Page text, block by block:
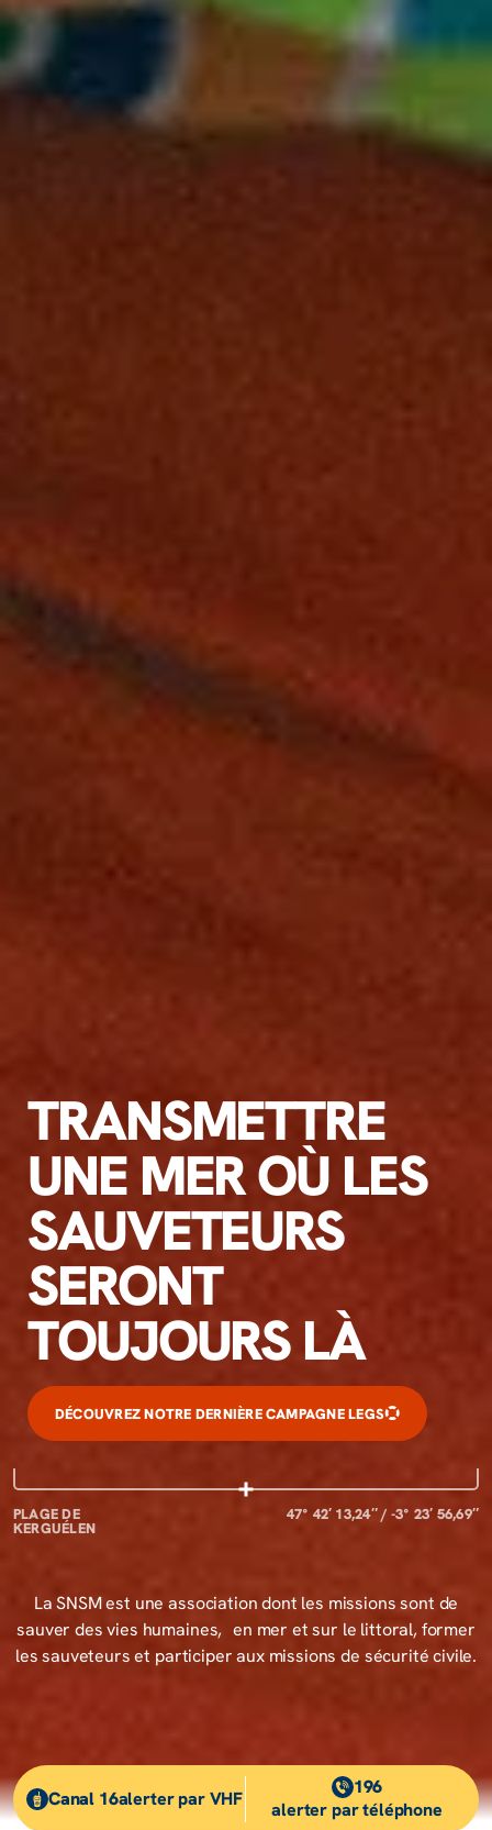
TRANSMETTRE
UNE MER OÙ LES
SAUVETEURS
SERONT
TOUJOURS LÀ
DÉCOUVREZ NOTRE DERNIÈRE CAMPAGNE LEGS
PLAGE DE
KERGUÉLEN
La SNSM est une asso­cia­tion dont les missions sont de
sauver des vies humaines, en mer et sur le litto­ral, former
les sauve­teurs et parti­ci­per aux missions de sécu­rité civile.
47° 42′ 13,24″ / -3° 23′ 56,69″
Canal 16alerter par VHF
196
alerter par téléphone